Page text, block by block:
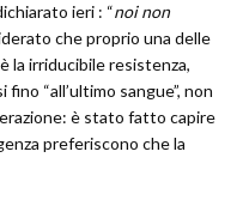
ieri : “noi non
che proprio una delle
la irriducibile resistenza,
“all’ultimo sangue”, non
è stato fatto capire
preferiscono che la